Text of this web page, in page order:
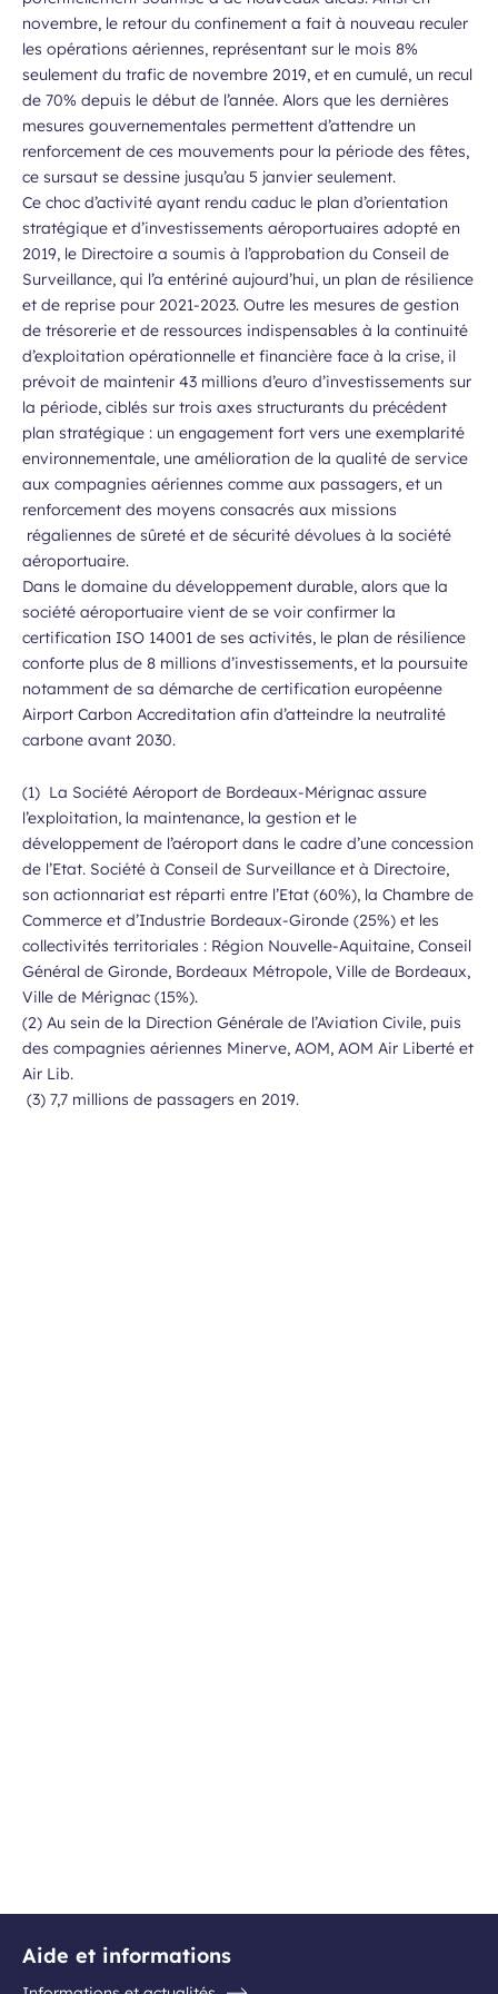
novembre, le retour du confinement a fait à nouveau reculer
les opérations aériennes, représentant sur le mois 8%
seulement du trafic de novembre 2019, et en cumulé, un recul
de 70% depuis le début de l’année. Alors que les dernières
mesures gouvernementales permettent d’attendre un
renforcement de ces mouvements pour la période des fêtes,
ce sursaut se dessine jusqu’au 5 janvier seulement.
Ce choc d’activité ayant rendu caduc le plan d’orientation
stratégique et d’investissements aéroportuaires adopté en
2019, le Directoire a soumis à l’approbation du Conseil de
Surveillance, qui l’a entériné aujourd’hui, un plan de résilience
et de reprise pour 2021-2023. Outre les mesures de gestion
de trésorerie et de ressources indispensables à la continuité
d’exploitation opérationnelle et financière face à la crise, il
prévoit de maintenir 43 millions d’euro d’investissements sur
la période, ciblés sur trois axes structurants du précédent
plan stratégique : un engagement fort vers une exemplarité
environnementale, une amélioration de la qualité de service
aux compagnies aériennes comme aux passagers, et un
renforcement des moyens consacrés aux missions
régaliennes de sûreté et de sécurité dévolues à la société
aéroportuaire.
Dans le domaine du développement durable, alors que la
société aéroportuaire vient de se voir confirmer la
certification ISO 14001 de ses activités, le plan de résilience
conforte plus de 8 millions d’investissements, et la poursuite
notamment de sa démarche de certification européenne
Airport Carbon Accreditation afin d’atteindre la neutralité
carbone avant 2030.
(1) La Société Aéroport de Bordeaux-Mérignac assure
l’exploitation, la maintenance, la gestion et le
développement de l’aéroport dans le cadre d’une concession
de l’Etat. Société à Conseil de Surveillance et à Directoire,
son actionnariat est réparti entre l’Etat (60%), la Chambre de
Commerce et d’Industrie Bordeaux-Gironde (25%) et les
collectivités territoriales : Région Nouvelle-Aquitaine, Conseil
Général de Gironde, Bordeaux Métropole, Ville de Bordeaux,
Ville de Mérignac (15%).
(2) Au sein de la Direction Générale de l’Aviation Civile, puis
des compagnies aériennes Minerve, AOM, AOM Air Liberté et
Air Lib.
(3) 7,7 millions de passagers en 2019.
Aide et informations